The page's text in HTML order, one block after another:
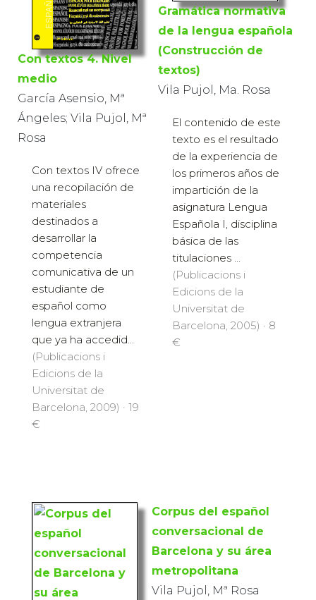
Con textos 4. Nivel
medio
García Asensio, Mª
Ángeles; Vila Pujol, Mª
Rosa
Con textos IV ofrece
una recopilación de
materiales
destinados a
desarrollar la
competencia
comunicativa de un
estudiante de
español como
lengua extranjera
que ya ha accedid...
(Publicacions i
Edicions de la
Universitat de
Barcelona, 2009) · 19
€
Gramática normativa
de la lengua española
(Construcción de
textos)
Vila Pujol, Ma. Rosa
El contenido de este
texto es el resultado
de la experiencia de
los primeros años de
impartición de la
asignatura Lengua
Española I, disciplina
básica de las
titulaciones ...
(Publicacions i
Edicions de la
Universitat de
Barcelona, 2005) · 8
€
Corpus del español
conversacional de
Barcelona y su área
metropolitana
Vila Pujol, Mª Rosa